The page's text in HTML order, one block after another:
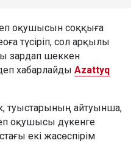
оқушысын соққыға
түсіріп, сол арқылы
зардап шеккен
хабарлайды Azattyq
туыстарының айтуынша,
оқушысы дүкенге
екі жасөспірім